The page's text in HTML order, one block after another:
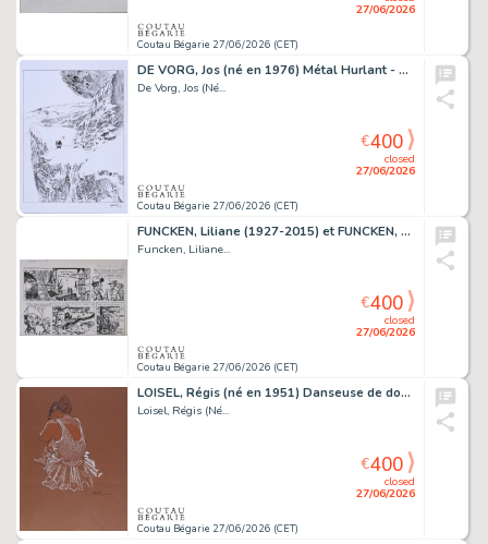
Coutau Bégarie 27/06/2026 (CET)
27/06/2026
DE VORG, Jos (né en 1976) Métal Hurlant - Exolove,...
De Vorg, Jos (Né...
Coutau Bégarie 27/06/2026 (CET)
closed
27/06/2026
€400
FUNCKEN, Liliane (1927-2015) et FUNCKEN, Fred (1921-2013) Capitan...
Funcken, Liliane...
Coutau Bégarie 27/06/2026 (CET)
closed
27/06/2026
€400
LOISEL, Régis (né en 1951) Danseuse de dos. Mine de...
Loisel, Régis (Né...
Coutau Bégarie 27/06/2026 (CET)
closed
27/06/2026
€400